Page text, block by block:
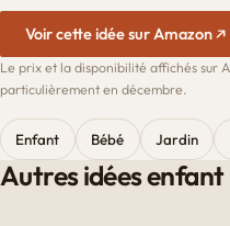
Voir cette idée sur Amazon
Le prix et la disponibilité affichés sur
particulièrement en décembre.
Enfant Bébé Jardin
Autres idées enfant